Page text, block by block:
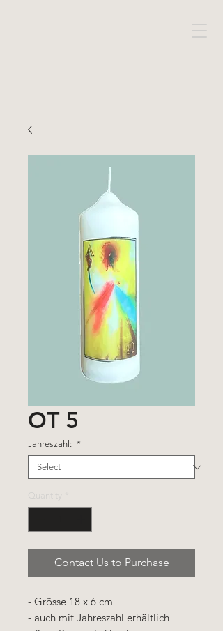
OT 5
Jahreszahl: *
Quantity
Contact Us to Purchase
- Grösse 18 x 6 cm
- auch mit Jahreszahl erhältlich